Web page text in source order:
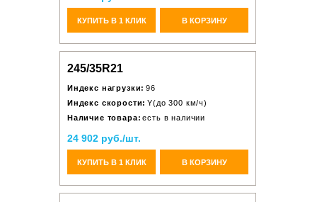
КУПИТЬ В 1 КЛИК В КОРЗИНУ
245/35R21
Индекс нагрузки: 96
Индекс скорости: Y(до 300 км/ч)
Наличие товара: есть в наличии
24 902 руб./шт.
КУПИТЬ В 1 КЛИК В КОРЗИНУ